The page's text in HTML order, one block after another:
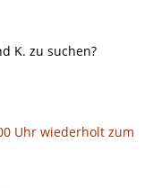
K. zu suchen?
Uhr wiederholt zum